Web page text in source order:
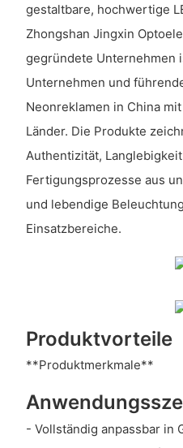
gestaltbare, hochwertige
Zhongshan Jingxin
gegründete Unternehmen
Unternehmen und
Neonreklamen in China
Länder. Die Produkte
Authentizität,
Fertigungsprozesse aus
und lebendige
Einsatzbereiche.
Produktvorteile
**Produktmerkmale**
- Vollständig anpassbar in